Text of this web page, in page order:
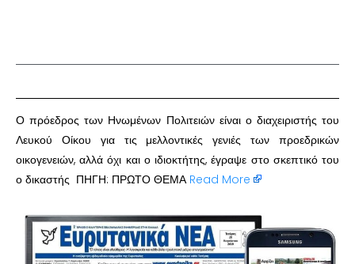
Ο πρόεδρος των Ηνωμένων Πολιτειών είναι ο διαχειριστής του
Λευκού Οίκου για τις μελλοντικές γενιές των προεδρικών
οικογενειών, αλλά όχι και ο ιδιοκτήτης, έγραψε στο σκεπτικό του
ο δικαστής ΠΗΓΗ: ΠΡΩΤΟ ΘΕΜΑ Read More